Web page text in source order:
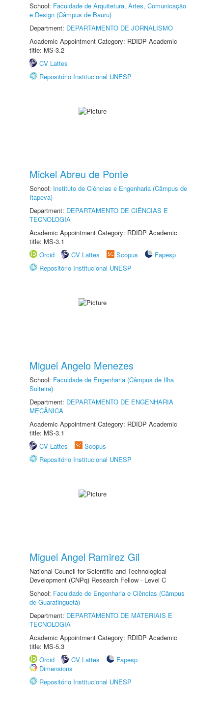
School: Faculdade de Arquitetura, Artes, Comunicação
e Design (Câmpus de Bauru)
Department: DEPARTAMENTO DE JORNALISMO
Academic Appointment Category: RDIDP Academic
title: MS-3.2
CV Lattes
Repositório Institucional UNESP
Mickel Abreu de Ponte
School: Instituto de Ciências e Engenharia (Câmpus de
Itapeva)
Department: DEPARTAMENTO DE CIÊNCIAS E
TECNOLOGIA
Academic Appointment Category: RDIDP Academic
title: MS-3.1
Orcid
CV Lattes Scopus
Fapesp
Repositório Institucional UNESP
Miguel Angelo Menezes
School: Faculdade de Engenharia (Câmpus de Ilha
Solteira)
Department: DEPARTAMENTO DE ENGENHARIA
MECÂNICA
Academic Appointment Category: RDIDP Academic
title: MS-3.1
CV Lattes
Scopus
Repositório Institucional UNESP
Miguel Angel Ramirez Gil
National Council for Scientific and Technological
Development (CNPq) Research Fellow - Level C
School: Faculdade de Engenharia e Ciências (Câmpus
de Guaratinguetá)
Department: DEPARTAMENTO DE MATERIAIS E
TECNOLOGIA
Academic Appointment Category: RDIDP Academic
title: MS-5.3
Orcid
CV Lattes
Fapesp
Dimensions
Repositório Institucional UNESP